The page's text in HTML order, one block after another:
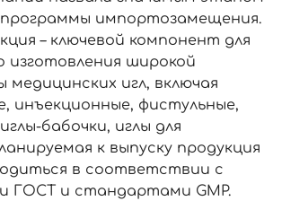
программы импортозамещения.
– ключевой компонент для
изготовления широкой
медицинских игл, включая
инъекционные, фистульные,
бабочки, иглы для
к выпуску продукция
в соответствии с
ГОСТ и стандартами GMP.